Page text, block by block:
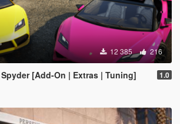
12 385 216
[Add-On | Extras | Tuning] 1.0